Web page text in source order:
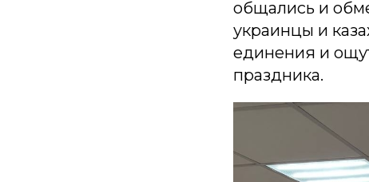
общались и
украинцы и
единения и
праздника.